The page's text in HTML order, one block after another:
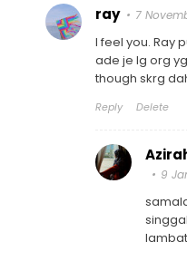
ray 7
I feel you. Ray
ade je lg org
though skrg
Reply Delete
9